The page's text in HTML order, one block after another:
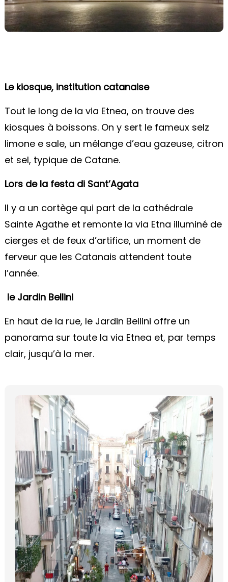
Le kiosque, institution catanaise
Tout le long de la via Etnea, on trouve des
kiosques à boissons. On y sert le fameux selz
limone e sale, un mélange d’eau gazeuse, citron
et sel, typique de Catane.
Lors de la festa di Sant’Agata
Il y a un cortège qui part de la cathédrale
Sainte Agathe et remonte la via Etna illuminé de
cierges et de feux d’artifice, un moment de
ferveur que les Catanais attendent toute
l’année.
le Jardin Bellini
En haut de la rue, le Jardin Bellini offre un
panorama sur toute la via Etnea et, par temps
clair, jusqu’à la mer.